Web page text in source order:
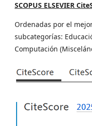
SCOPUS ELSEVIER
Ordenadas por el
subcategorías:
Computación